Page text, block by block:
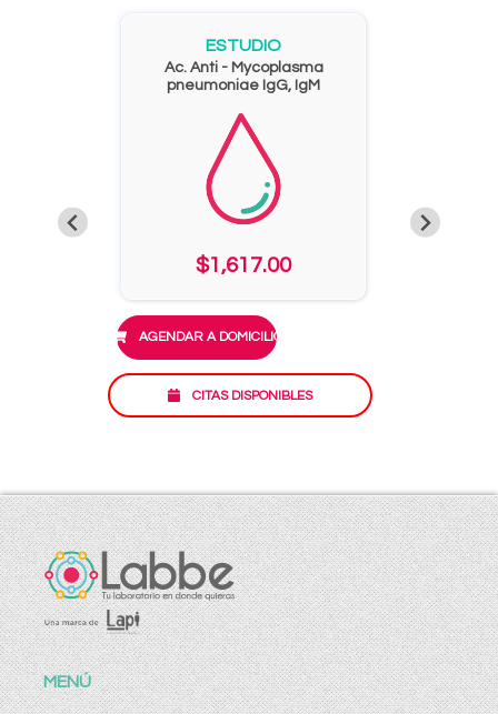
ESTUDIO
Ac. Anti - Mycoplasma
pneumoniae IgG, IgM
$1,617.00
AGENDAR A DOMICILIO
CITAS DISPONIBLES
MENÚ